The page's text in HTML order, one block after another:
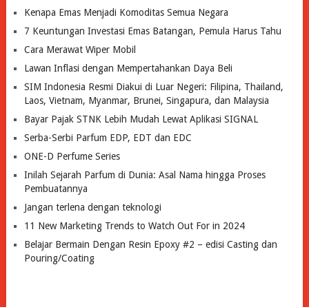
Kenapa Emas Menjadi Komoditas Semua Negara
7 Keuntungan Investasi Emas Batangan, Pemula Harus Tahu
Cara Merawat Wiper Mobil
Lawan Inflasi dengan Mempertahankan Daya Beli
SIM Indonesia Resmi Diakui di Luar Negeri: Filipina, Thailand,
Laos, Vietnam, Myanmar, Brunei, Singapura, dan Malaysia
Bayar Pajak STNK Lebih Mudah Lewat Aplikasi SIGNAL
Serba-Serbi Parfum EDP, EDT dan EDC
ONE-D Perfume Series
Inilah Sejarah Parfum di Dunia: Asal Nama hingga Proses
Pembuatannya
Jangan terlena dengan teknologi
11 New Marketing Trends to Watch Out For in 2024
Belajar Bermain Dengan Resin Epoxy #2 – edisi Casting dan
Pouring/Coating